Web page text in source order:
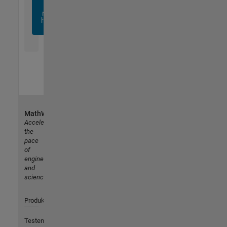
noch
heute
MathWorks
Accelerating
the
pace
of
engineering
and
science
Produkte
Testen oder Kaufen